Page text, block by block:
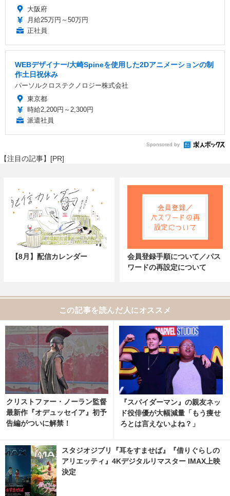
大阪府
月給25万円～50万円
正社員
WEBデザイナー/大崎Spineを使用した2Dアニメーションの制
作土日祝休み
パーソルクロステクノロジー株式会社
東京都
時給2,200円～2,300円
派遣社員
Sponsored by
【注目の記事】[PR]
【8月】配信カレンダー
会員登録手順について／パス
ワードの再設定について
この記事を読んだ人にオススメ
クリストファー・ノーラン監督
最新作『オデュッセイア』初予
告編がついに解禁！
『スパイダーマン』の親友ネッ
ド役俳優が大幅減量「もう痩せ
ろとは言えないよね？」
スタジオジブリ『耳をすませば』『借りぐらしの
アリエッティ』4Kデジタルリマスター IMAX上映
決定